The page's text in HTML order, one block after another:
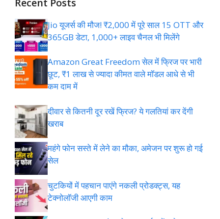
Jio यूजर्स की मौज! ₹2,000 में पूरे साल 15 OTT और
365GB डेटा, 1,000+ लाइव चैनल भी मिलेंगे
Amazon Great Freedom सेल में फ्रिज पर भारी
छूट, ₹1 लाख से ज्यादा कीमत वाले मॉडल आधे से भी
कम दाम में
दीवार से कितनी दूर रखें फ्रिज? ये गलतियां कर देंगी
खराब
महंगे फोन सस्ते में लेने का मौका, अमेजन पर शुरू हो गई
सेल
चुटकियों में पहचान पाएंगे नकली प्रोडक्ट्स, यह
टेक्नोलॉजी आएगी काम